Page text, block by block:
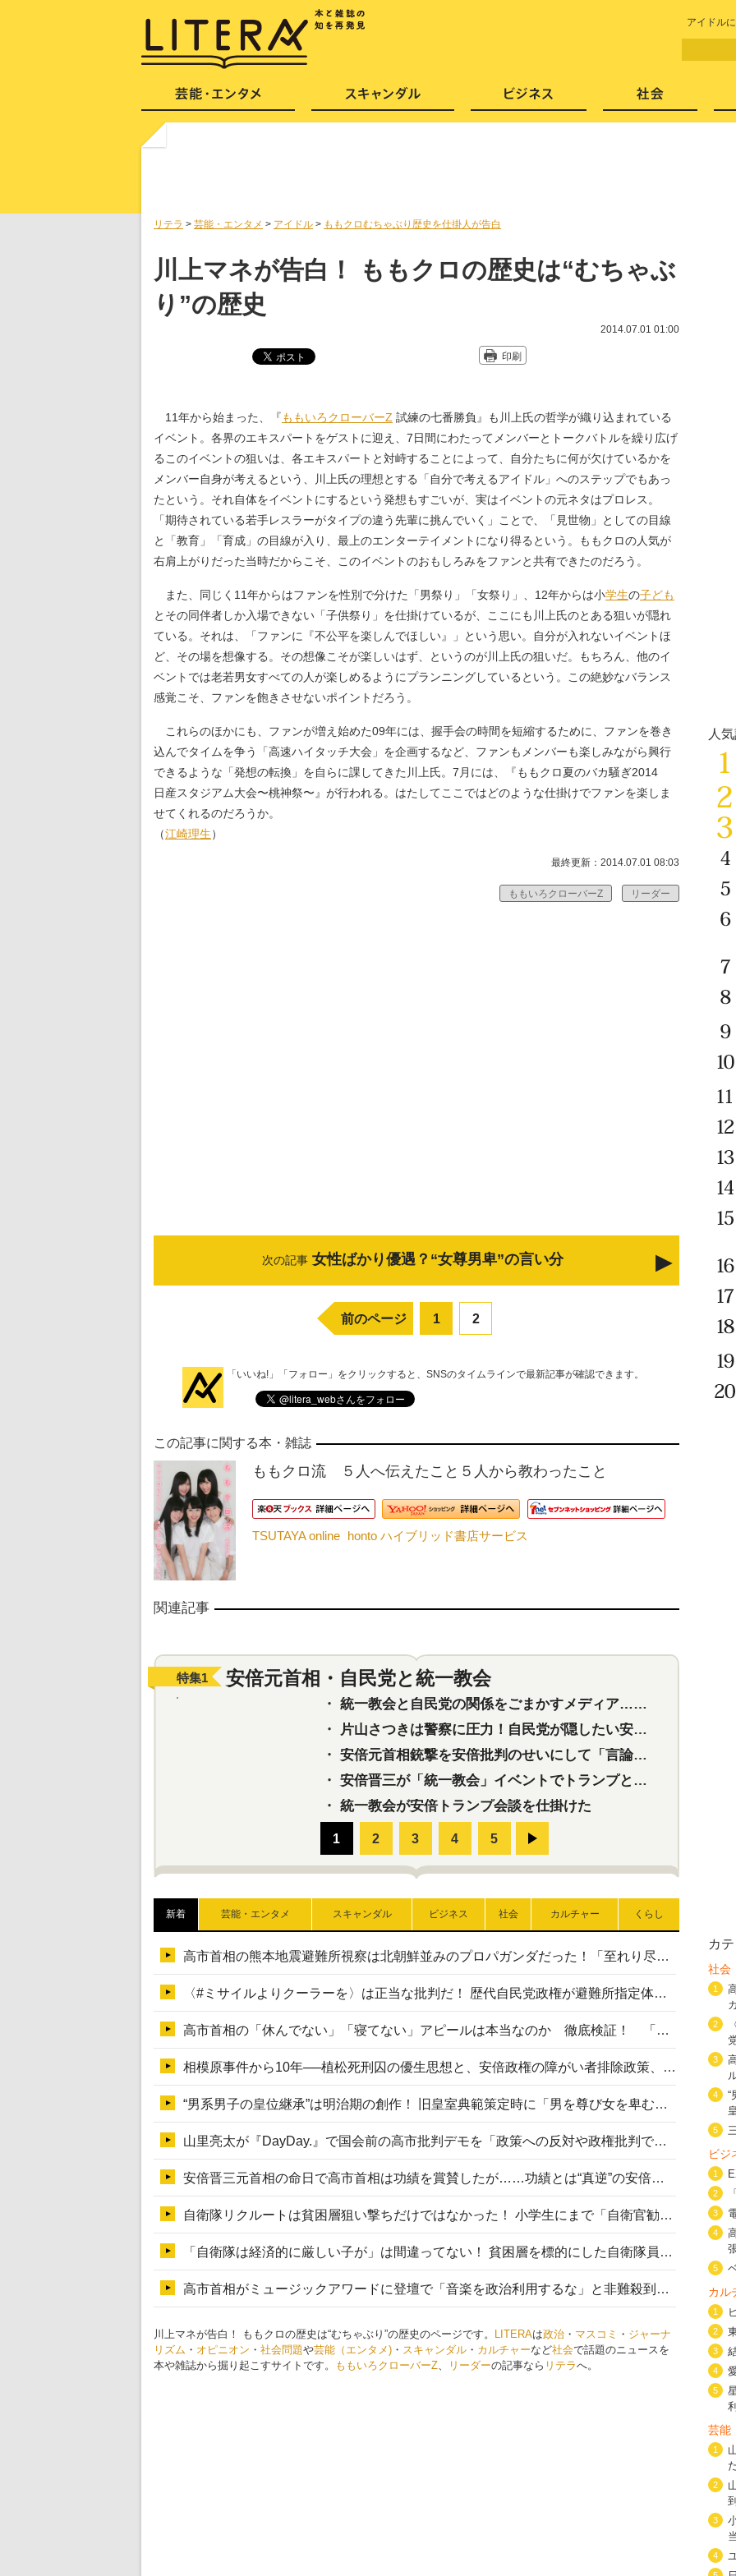
アイドル
リテラ > 芸能・エンタメ > アイドル > ももクロむちゃぶり歴史を仕掛人が告白
川上マネが告白！ ももクロの歴史は“むちゃぶ
り”の歴史
2014.07.01 01:00
印刷
11年から始まった、『ももいろクローバーZ 試練の七番勝負』も川上氏の哲学が織り込まれている
イベント。各界のエキスパートをゲストに迎え、7日間にわたってメンバーとトークバトルを繰り広げ
るこのイベントの狙いは、各エキスパートと対峙することによって、自分たちに何が欠けているかを
メンバー自身が考えるという、川上氏の理想とする「自分で考えるアイドル」へのステップでもあっ
たという。それ自体をイベントにするという発想もすごいが、実はイベントの元ネタはプロレス。
「期待されている若手レスラーがタイプの違う先輩に挑んでいく」ことで、「見世物」としての目線
と「教育」「育成」の目線が入り、最上のエンターテイメントになり得るという。ももクロの人気が
右肩上がりだった当時だからこそ、このイベントのおもしろみをファンと共有できたのだろう。
また、同じく11年からはファンを性別で分けた「男祭り」「女祭り」、12年からは小学生の子ども
とその同伴者しか入場できない「子供祭り」を仕掛けているが、ここにも川上氏のとある狙いが隠れ
ている。それは、「ファンに『不公平を楽しんでほしい』」という思い。自分が入れないイベントほ
ど、その場を想像する。その想像こそが楽しいはず、というのが川上氏の狙いだ。もちろん、他のイ
ベントでは老若男女すべての人が楽しめるようにプランニングしているという。この絶妙なバランス
感覚こそ、ファンを飽きさせないポイントだろう。
これらのほかにも、ファンが増え始めた09年には、握手会の時間を短縮するために、ファンを巻き
込んでタイムを争う「高速ハイタッチ大会」を企画するなど、ファンもメンバーも楽しみながら興行
できるような「発想の転換」を自らに課してきた川上氏。7月には、『ももクロ夏のバカ騒ぎ2014
日産スタジアム大会〜桃神祭〜』が行われる。はたしてここではどのような仕掛けでファンを楽しま
せてくれるのだろうか。
（江崎理生）
最終更新：2014.07.01 08:03
ももいろクローバーZ リーダー
次の記事 女性ばかり優遇？“女尊男卑”の言い分
前のページ 1 2
「いいね!」「フォロー」をクリックすると、SNSのタイムラインで最新記事が確認できます。
この記事に関する本・雑誌
ももクロ流 ５人へ伝えたこと５人から教わったこと
TSUTAYA online honto ハイブリッド書店サービス
関連記事
特集1 安倍元首相・自民党と統一教会
・ 統一教会と自民党の関係をごまかすメディア…民放は有田芳生に発言自粛を要求
・
片山さつきは警察に圧力！自民党が隠したい安倍元首相と統一教会の深い関係
・ 安倍元首相銃撃を安倍批判のせいにして「言論封殺」に利用する自民党応援団
・ 安倍晋三が「統一教会」イベントでトランプと演説！同性婚や夫婦別姓を攻撃
・ 統一教会が安倍トランプ会談を仕掛けた
新着 芸能・エンタメ スキャンダル ビジネス 社会 カルチャー くらし
高市首相の熊本地震避難所視察は北朝鮮並みのプロパガンダだった！「至れり尽くせり」の選ばれた避難所の一方で実態は…
〈#ミサイルよりクーラーを〉は正当な批判だ！ 歴代自民党政権が避難所指定体育館へのエアコン設置を遅らせてきた客観的事実
高市首相の「休んでない」「寝てない」アピールは本当なのか 徹底検証！ 「資料読み込み」「アイロンがけ」も矛盾だらけ…
相模原事件から10年──植松死刑囚の優生思想と、安倍政権の障がい者排除政策、右派勢力の差別主義との関係を改めて問う
“男系男子の皇位継承”は明治期の創作！ 旧皇室典範策定時に「男を尊び女を卑むの慣習、人民の脳髄」とトンデモ論で女性天皇を否定
山里亮太が『DayDay.』で国会前の高市批判デモを「政策への反対や政権批判でない」と捻じ曲げ解説 デモ参加者から批判殺到
安倍晋三元首相の命日で高市首相は功績を賞賛したが……功績とは“真逆”の安倍元首相のトンデモ発言を振り返る
自衛隊リクルートは貧困層狙い撃ちだけではなかった！ 小学生にまで「自衛官勧誘」目的のパンフレット作成
「自衛隊は経済的に厳しい子が」は間違ってない！ 貧困層を標的にした自衛隊員募集、やす子、山上被告も…日本でも進む“経済的徴兵制”
高市首相がミュージックアワードに登壇で「音楽を政治利用するな」と非難殺到！ MAJの国策的本質を批判する声も
川上マネが告白！ ももクロの歴史は“むちゃぶり”の歴史のページです。 LITERAは政治 ・ マスコミ ・ ジャーナ
リズム ・ オピニオン ・ 社会問題や芸能（エンタメ) ・ スキャンダル ・ カルチャーなど社会で話題のニュースを
本や雑誌から掘り起こすサイトです。
ももいろクローバーZ リーダーの記事なら リテラへ。
人
カ
社会
1
2
3
4
“
5
ビジ
1
2
3
4
5
カル
1
2
3
4
5
芸能
1
2
到
3
4
芸能・エンタメ スキャンダル